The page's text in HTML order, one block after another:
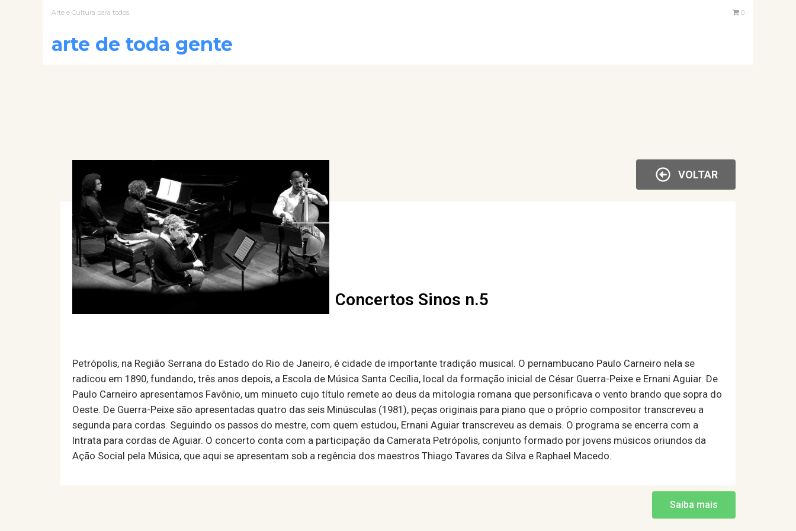
Arte e Cultura para todos 0
arte de toda gente
VOLTAR
Concertos Sinos n.5
Petrópolis, na Região Serrana do Estado do Rio de Janeiro, é cidade de importante tradição musical. O pernambucano Paulo Carneiro nela se
radicou em 1890, fundando, três anos depois, a Escola de Música Santa Cecília, local da formação inicial de César Guerra-Peixe e Ernani Aguiar. De
Paulo Carneiro apresentamos Favônio, um minueto cujo título remete ao deus da mitologia romana que personificava o vento brando que sopra do
Oeste. De Guerra-Peixe são apresentadas quatro das seis Minúsculas (1981), peças originais para piano que o próprio compositor transcreveu a
segunda para cordas. Seguindo os passos do mestre, com quem estudou, Ernani Aguiar transcreveu as demais. O programa se encerra com a
Intrata para cordas de Aguiar. O concerto conta com a participação da Camerata Petrópolis, conjunto formado por jovens músicos oriundos da
Ação Social pela Música, que aqui se apresentam sob a regência dos maestros Thiago Tavares da Silva e Raphael Macedo.
Saiba mais